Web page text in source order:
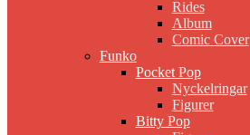
Rides
Album
Comic Cover
Funko
Pocket Pop
Nyckelringar
Figurer
Bitty Pop